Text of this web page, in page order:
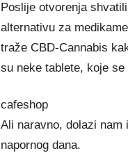
Poslije otvorenja
alternativu za
traže CBD-Cannabis
su neke tablete, koje
cafeshop
Ali naravno, dolazi nam
napornog dana.